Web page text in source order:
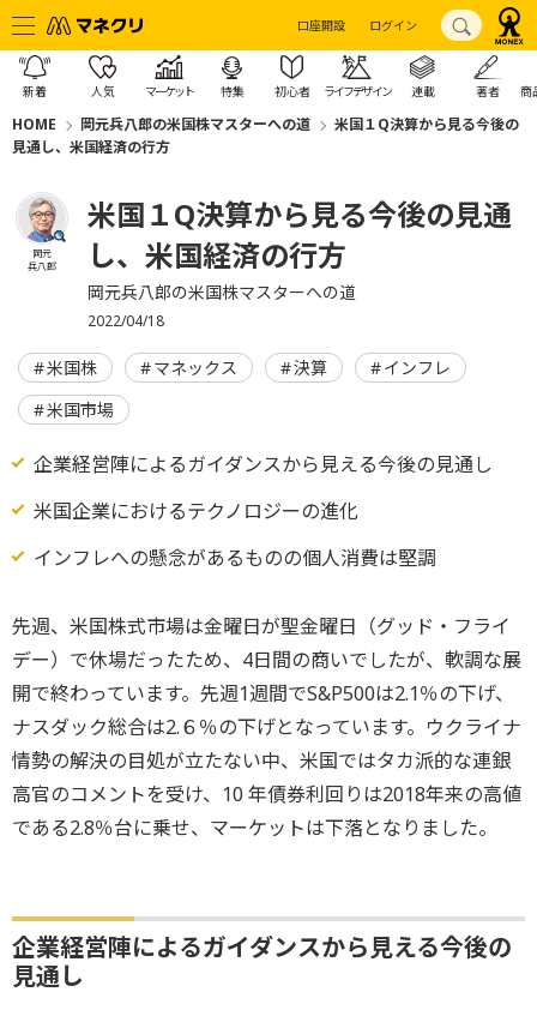
口座開設 ログイン
新着 人気 マーケット 特集 初心者 ライフデザイン 連載 著者 商
HOME 岡元兵八郎の米国株マスターへの道
米国１Q決算から見る今後の
見通し、米国経済の行方
岡元
兵八郎
米国１Q決算から見る今後の見通
し、米国経済の行方
岡元兵八郎の米国株マスターへの道
2022/04/18
米国株 マネックス 決算
インフレ
米国市場
企業経営陣によるガイダンスから見える今後の見通し
米国企業におけるテクノロジーの進化
インフレへの懸念があるものの個人消費は堅調
先週、米国株式市場は金曜日が聖金曜日（グッド・フライ
デー）で休場だったため、4日間の商いでしたが、軟調な展
開で終わっています。先週1週間でS&P500は2.1％の下げ、
ナスダック総合は2.６％の下げとなっています。ウクライナ
情勢の解決の目処が立たない中、米国ではタカ派的な連銀
高官のコメントを受け、10 年債券利回りは2018年来の高値
である2.8％台に乗せ、マーケットは下落となりました。
企業経営陣によるガイダンスから見える今後の
見通し